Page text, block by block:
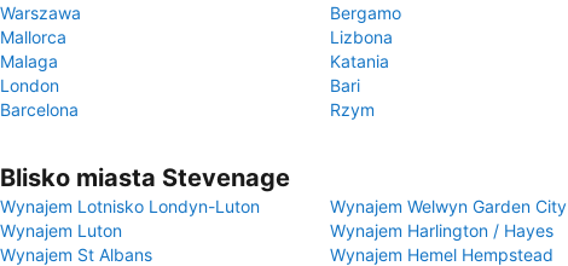
Warszawa
Bergamo
Mallorca
Lizbona
Malaga
Katania
London
Bari
Barcelona
Rzym
Blisko miasta Stevenage
Wynajem Lotnisko Londyn-Luton
Wynajem Welwyn Garden City
Wynajem Luton
Wynajem Harlington / Hayes
Wynajem St Albans
Wynajem Hemel Hempstead